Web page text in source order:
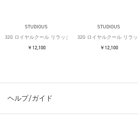
STUDIOUS
32G ロイヤルクール リラックスTシャツ
￥12,100
STUDIOUS
32G ロイヤルクール リラ
￥12,100
ヘルプ/ガイド